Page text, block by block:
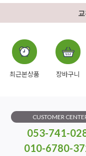
최근본상품 장바구니
CUSTOMER
053-741-
010-6780-